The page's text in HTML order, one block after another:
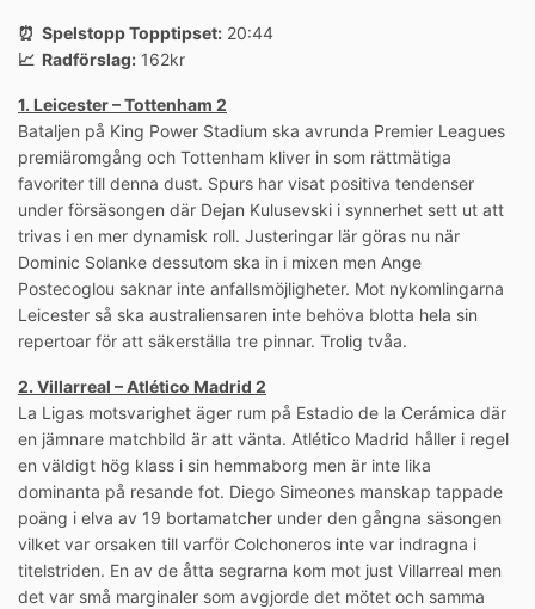
⏰ Spelstopp Topptipset: 20:44
📈 Radförslag: 162kr
1. Leicester – Tottenham 2
Bataljen på King Power Stadium ska avrunda Premier Leagues
premiäromgång och Tottenham kliver in som rättmätiga
favoriter till denna dust. Spurs har visat positiva tendenser
under försäsongen där Dejan Kulusevski i synnerhet sett ut att
trivas i en mer dynamisk roll. Justeringar lär göras nu när
Dominic Solanke dessutom ska in i mixen men Ange
Postecoglou saknar inte anfallsmöjligheter. Mot nykomlingarna
Leicester så ska australiensaren inte behöva blotta hela sin
repertoar för att säkerställa tre pinnar. Trolig tvåa.
2. Villarreal – Atlético Madrid 2
La Ligas motsvarighet äger rum på Estadio de la Cerámica där
en jämnare matchbild är att vänta. Atlético Madrid håller i regel
en väldigt hög klass i sin hemmaborg men är inte lika
dominanta på resande fot. Diego Simeones manskap tappade
poäng i elva av 19 bortamatcher under den gångna säsongen
vilket var orsaken till varför Colchoneros inte var indragna i
titelstriden. En av de åtta segrarna kom mot just Villarreal men
det var små marginaler som avgjorde det mötet och samma